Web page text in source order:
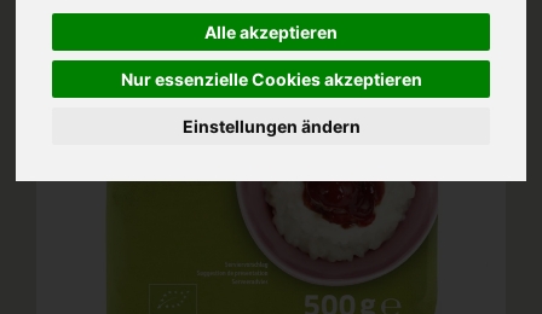
Alle akzeptieren
Nur essenzielle Cookies akzeptieren
Einstellungen ändern